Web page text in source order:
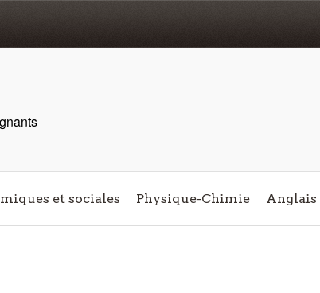
et sociales Physique-Chimie Anglais